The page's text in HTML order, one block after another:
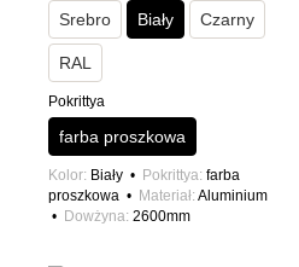
Srebro Biały Czarny
RAL
Pokrittya
farba proszkowa
Kolor Biały Pokrittya farba
proszkowa
Materiał Aluminium
Dowżyna 2600mm